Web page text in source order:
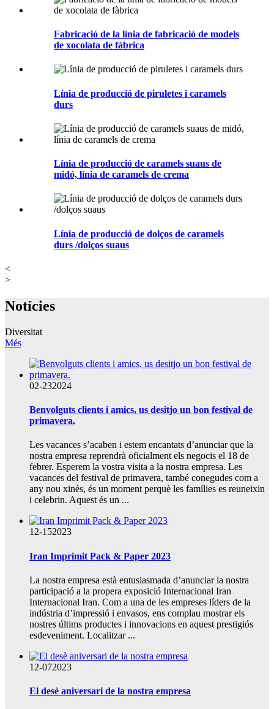
Fabricació de la línia de fabricació de models
de xocolata de fàbrica
Línia de producció de piruletes i caramels
durs
Línia de producció de caramels suaus de
midó, línia de caramels de crema
Línia de producció de dolços de caramels
durs /dolços suaus
<
>
Notícies
Diversitat
Més
02-232024
Benvolguts clients i amics, us desitjo un bon festival de
primavera.
Les vacances s’acaben i estem encantats d’anunciar que la
nostra empresa reprendrà oficialment els negocis el 18 de
febrer. Esperem la vostra visita a la nostra empresa. Les
vacances del festival de primavera, també conegudes com a
any nou xinès, és un moment perquè les famílies es reuneixin
i celebrin. Aquest és un ...
12-152023
Iran Imprimit Pack & Paper 2023
La nostra empresa està entusiasmada d’anunciar la nostra
participació a la propera exposició Internacional Iran
Internacional Iran. Com a una de les empreses líders de la
indústria d’impressió i envasos, ens complau mostrar els
nostres últims productes i innovacions en aquest prestigiós
esdeveniment. Localitzar ...
12-072023
El desè aniversari de la nostra empresa